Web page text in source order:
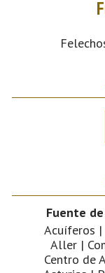
Fuente
Acuíferos
Aller |
Centro de